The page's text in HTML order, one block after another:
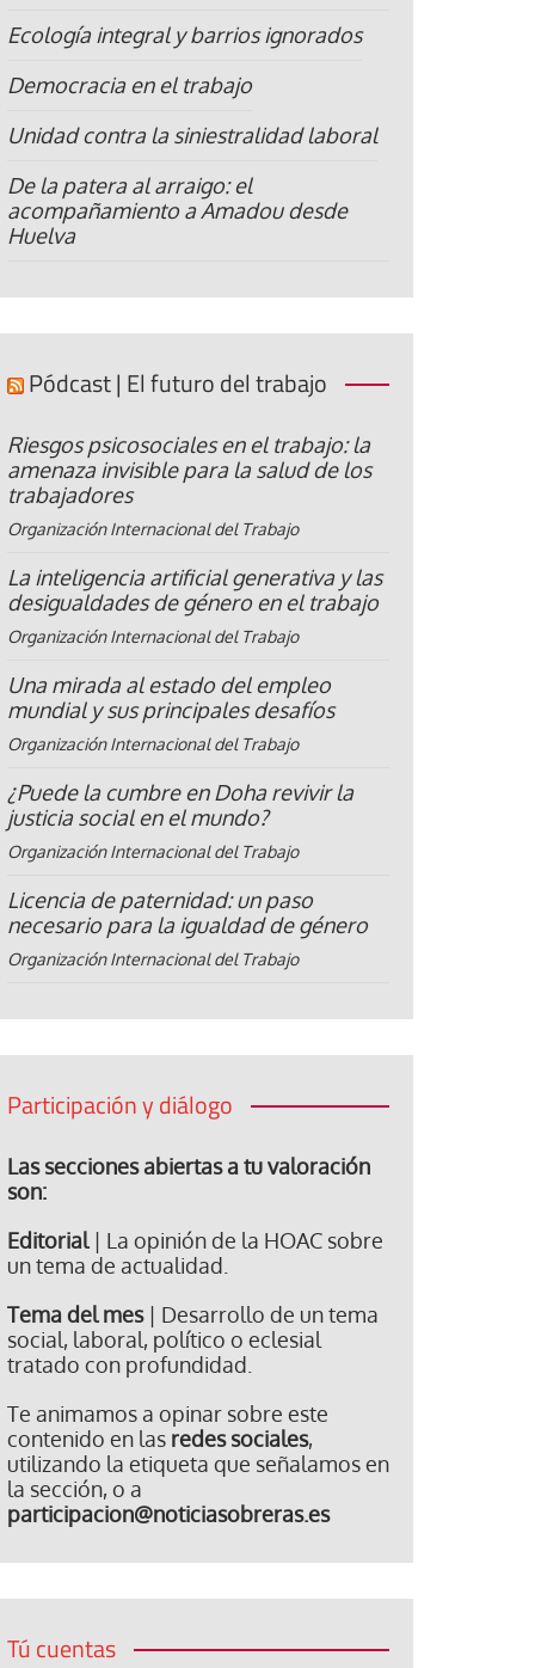
Ecología integral y barrios ignorados
Democracia en el trabajo
Unidad contra la siniestralidad laboral
De la patera al arraigo: el
acompañamiento a Amadou desde
Huelva
Pódcast | El futuro del trabajo
Riesgos psicosociales en el trabajo: la
amenaza invisible para la salud de los
trabajadores
Organización Internacional del Trabajo
La inteligencia artificial generativa y las
desigualdades de género en el trabajo
Organización Internacional del Trabajo
Una mirada al estado del empleo
mundial y sus principales desafíos
Organización Internacional del Trabajo
¿Puede la cumbre en Doha revivir la
justicia social en el mundo?
Organización Internacional del Trabajo
Licencia de paternidad: un paso
necesario para la igualdad de género
Organización Internacional del Trabajo
Participación y diálogo
Las secciones abiertas a tu valoración
son:
Editorial| La opinión de la HOAC sobre
un tema de actualidad.
Tema del mes| Desarrollo de un tema
social, laboral, político o eclesial
tratado con profundidad.
Te animamos a opinar sobre este
contenido en las redes sociales,
utilizando la etiqueta que señalamos en
la sección, o a
participacion@noticiasobreras.es
Tú cuentas